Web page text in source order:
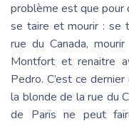
problème est que pour
se taire et mourir : se
rue du Canada,
Montfort et renaitre
Pedro. C’est ce
la blonde de la rue du
de Paris ne peut